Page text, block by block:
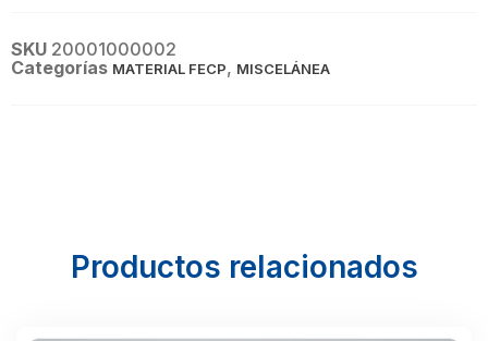
SKU 20001000002
Categorías MATERIAL FECP, MISCELÁNEA
Productos relacionados